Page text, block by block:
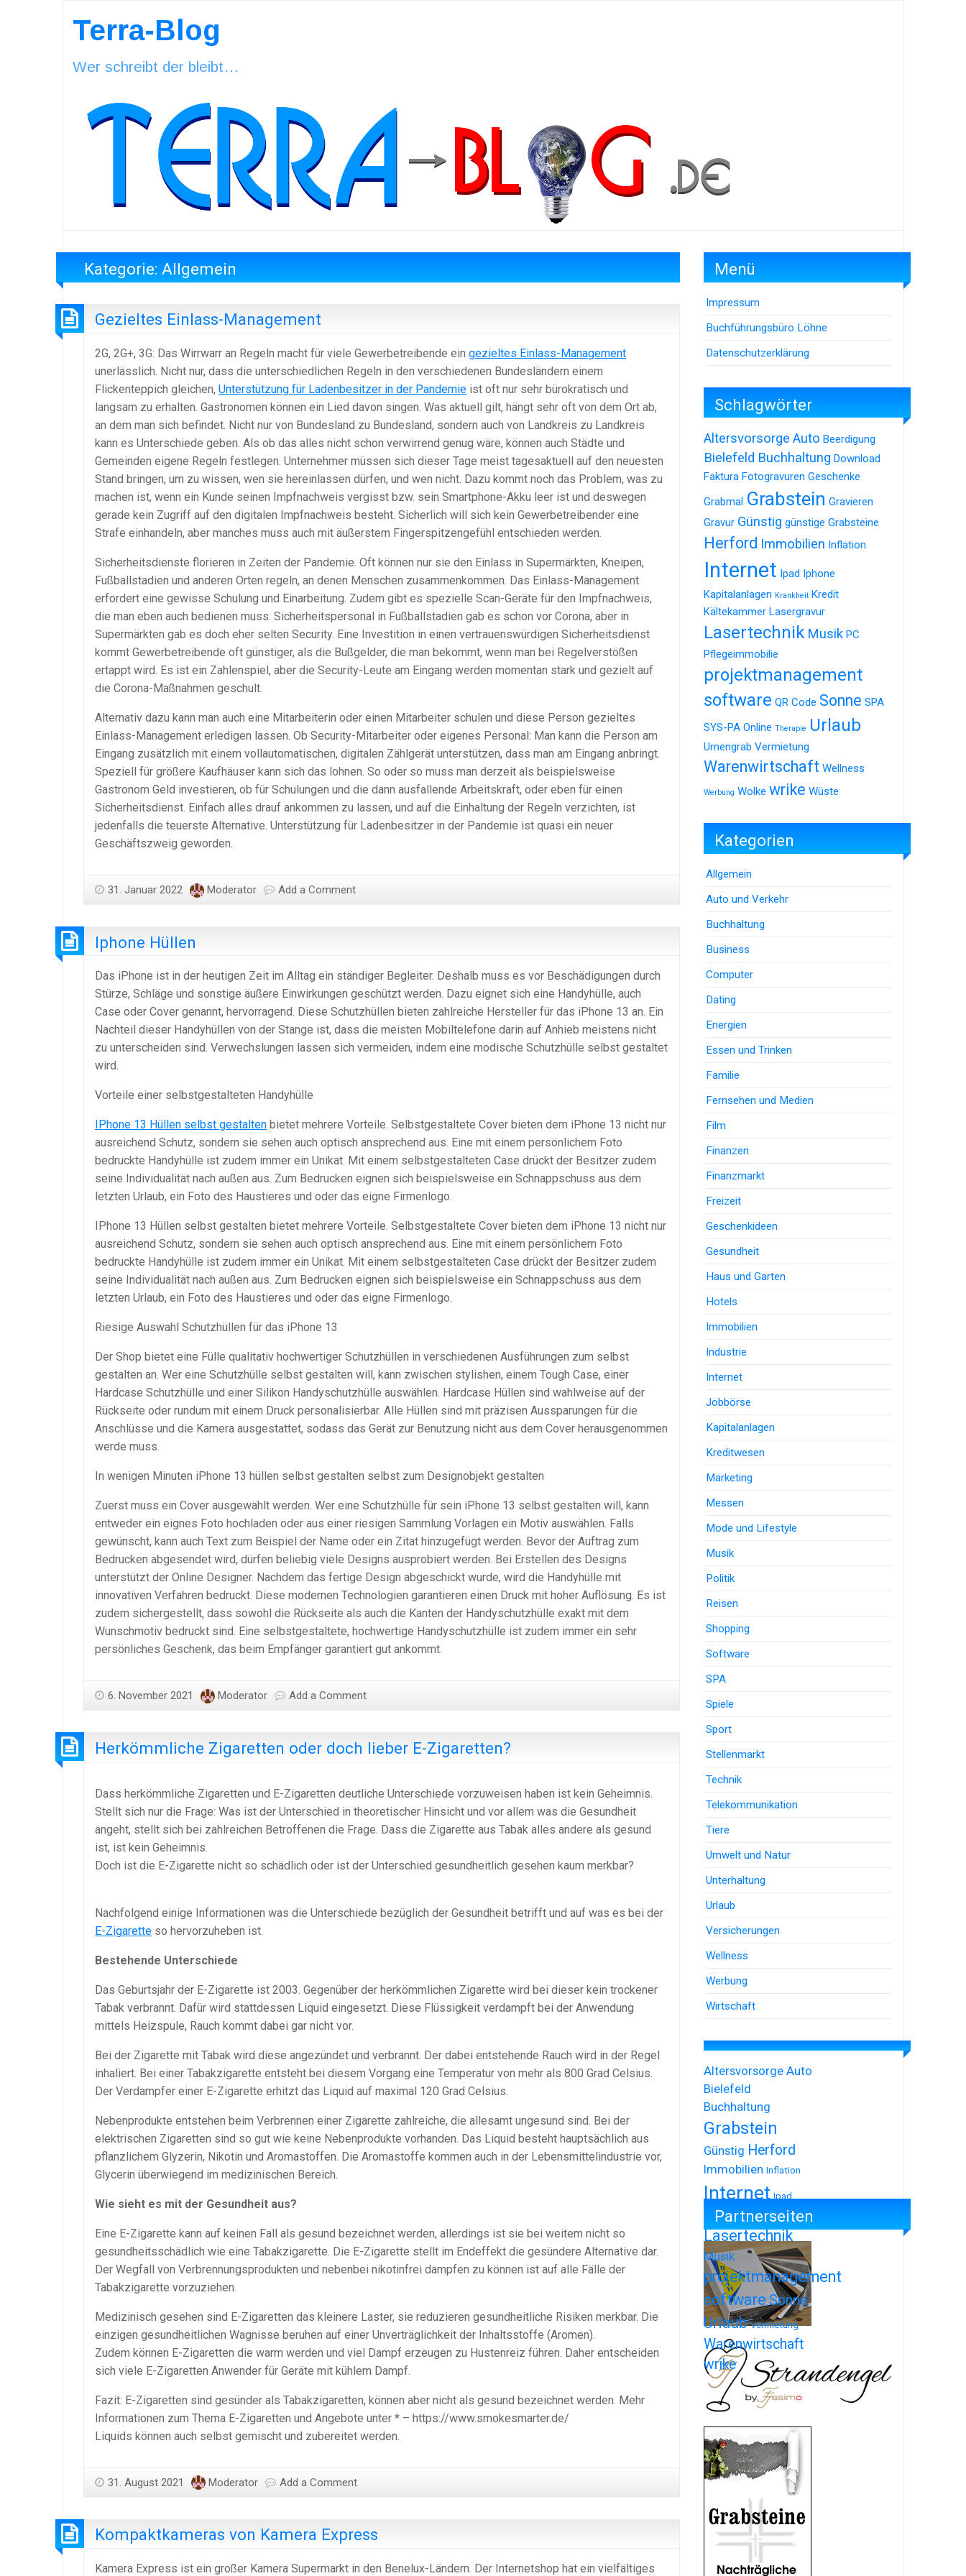
Terra-Blog
Wer schreibt der bleibt…
Kategorie: Allgemein
Gezieltes Einlass-Management
2G, 2G+, 3G: Das Wirrwarr an Regeln macht für viele Gewerbetreibende ein gezieltes Einlass-Management
unerlässlich. Nicht nur, dass die unterschiedlichen Regeln in den verschiedenen Bundesländern einem
Flickenteppich gleichen, Unterstützung für Ladenbesitzer in der Pandemie ist oft nur sehr bürokratisch und
langsam zu erhalten. Gastronomen können ein Lied davon singen. Was aktuell gilt, hängt sehr oft von dem Ort ab,
an dem man sich befindet. Nicht nur von Bundesland zu Bundesland, sondern auch von Landkreis zu Landkreis
kann es Unterschiede geben. Als ob das alles nicht schon verwirrend genug wäre, können auch Städte und
Gemeinden eigene Regeln festlegen. Unternehmer müssen sich dieser Tage meist tagesaktuell auf den neuesten
Stand bringen, um zu wissen, wen sie hereinlassen dürfen, und wen nicht. Dazu kommt noch das Problem, was zu
machen ist, wenn ein Kunde seinen Impfnachweis vergisst bzw. sein Smartphone-Akku leer ist und deswegen
gerade kein Zugriff auf den digitalen Impfnachweis besteht. Sicherlich will sich kein Gewerbetreibender eine
Strafe einhandeln, aber manches muss auch mit äußerstem Fingerspitzengefühl entschieden werden.
Sicherheitsdienste florieren in Zeiten der Pandemie. Oft können nur sie den Einlass in Supermärkten, Kneipen,
Fußballstadien und anderen Orten regeln, an denen Menschen zusammenkommen. Das Einlass-Management
erfordert eine gewisse Schulung und Einarbeitung. Zudem gibt es spezielle Scan-Geräte für den Impfnachweis,
die man eben auch bedienen muss. Sicherheitspersonal in Fußballstadien gab es schon vor Corona, aber in
Supermärkten gab es doch eher selten Security. Eine Investition in einen vertrauenswürdigen Sicherheitsdienst
kommt Gewerbetreibende oft günstiger, als die Bußgelder, die man bekommt, wenn man bei Regelverstößen
ertappt wird. Es ist ein Zahlenspiel, aber die Security-Leute am Eingang werden momentan stark und gezielt auf
die Corona-Maßnahmen geschult.
Alternativ dazu kann man auch eine Mitarbeiterin oder einen Mitarbeiter schulen und diese Person gezieltes
Einlass-Management erledigen lassen. Ob Security-Mitarbeiter oder eigenes Personal: Man kann die Person am
Eingang zusätzlich mit einem vollautomatischen, digitalen Zählgerät unterstützen, dass man am Eingang anbringt.
Speziell für größere Kaufhäuser kann sich das lohnen. So oder so muss man derzeit als beispielsweise
Gastronom Geld investieren, ob für Schulungen und die dann ausfallende Arbeitskraft, oder eben für einen
Sicherheitsdienst. Einfach alles drauf ankommen zu lassen, und auf die Einhaltung der Regeln verzichten, ist
jedenfalls die teuerste Alternative. Unterstützung für Ladenbesitzer in der Pandemie ist quasi ein neuer
Geschäftszweig geworden.
31. Januar 2022 Moderator Add a Comment
Iphone Hüllen
Das iPhone ist in der heutigen Zeit im Alltag ein ständiger Begleiter. Deshalb muss es vor Beschädigungen durch
Stürze, Schläge und sonstige äußere Einwirkungen geschützt werden. Dazu eignet sich eine Handyhülle, auch
Case oder Cover genannt, hervorragend. Diese Schutzhüllen bieten zahlreiche Hersteller für das iPhone 13 an. Ein
Nachteil dieser Handyhüllen von der Stange ist, dass die meisten Mobiltelefone darin auf Anhieb meistens nicht
zu unterscheiden sind. Verwechslungen lassen sich vermeiden, indem eine modische Schutzhülle selbst gestaltet
wird.
Vorteile einer selbstgestalteten Handyhülle
IPhone 13 Hüllen selbst gestalten bietet mehrere Vorteile. Selbstgestaltete Cover bieten dem iPhone 13 nicht nur
ausreichend Schutz, sondern sie sehen auch optisch ansprechend aus. Eine mit einem persönlichem Foto
bedruckte Handyhülle ist zudem immer ein Unikat. Mit einem selbstgestalteten Case drückt der Besitzer zudem
seine Individualität nach außen aus. Zum Bedrucken eignen sich beispielsweise ein Schnappschuss aus dem
letzten Urlaub, ein Foto des Haustieres und oder das eigne Firmenlogo.
IPhone 13 Hüllen selbst gestalten bietet mehrere Vorteile. Selbstgestaltete Cover bieten dem iPhone 13 nicht nur
ausreichend Schutz, sondern sie sehen auch optisch ansprechend aus. Eine mit einem persönlichem Foto
bedruckte Handyhülle ist zudem immer ein Unikat. Mit einem selbstgestalteten Case drückt der Besitzer zudem
seine Individualität nach außen aus. Zum Bedrucken eignen sich beispielsweise ein Schnappschuss aus dem
letzten Urlaub, ein Foto des Haustieres und oder das eigne Firmenlogo.
Riesige Auswahl Schutzhüllen für das iPhone 13
Der Shop bietet eine Fülle qualitativ hochwertiger Schutzhüllen in verschiedenen Ausführungen zum selbst
gestalten an. Wer eine Schutzhülle selbst gestalten will, kann zwischen stylishen, einem Tough Case, einer
Hardcase Schutzhülle und einer Silikon Handyschutzhülle auswählen. Hardcase Hüllen sind wahlweise auf der
Rückseite oder rundum mit einem Druck personalisierbar. Alle Hüllen sind mit präzisen Aussparungen für die
Anschlüsse und die Kamera ausgestattet, sodass das Gerät zur Benutzung nicht aus dem Cover herausgenommen
werde muss.
In wenigen Minuten iPhone 13 hüllen selbst gestalten selbst zum Designobjekt gestalten
Zuerst muss ein Cover ausgewählt werden. Wer eine Schutzhülle für sein iPhone 13 selbst gestalten will, kann
entweder ein eignes Foto hochladen oder aus einer riesigen Sammlung Vorlagen ein Motiv auswählen. Falls
gewünscht, kann auch Text zum Beispiel der Name oder ein Zitat hinzugefügt werden. Bevor der Auftrag zum
Bedrucken abgesendet wird, dürfen beliebig viele Designs ausprobiert werden. Bei Erstellen des Designs
unterstützt der Online Designer. Nachdem das fertige Design abgeschickt wurde, wird die Handyhülle mit
innovativen Verfahren bedruckt. Diese modernen Technologien garantieren einen Druck mit hoher Auflösung. Es ist
zudem sichergestellt, dass sowohl die Rückseite als auch die Kanten der Handyschutzhülle exakt mit dem
Wunschmotiv bedruckt sind. Eine selbstgestaltete, hochwertige Handyschutzhülle ist zudem immer ein sehr
persönliches Geschenk, das beim Empfänger garantiert gut ankommt.
6. November 2021 Moderator Add a Comment
Herkömmliche Zigaretten oder doch lieber E-Zigaretten?
Dass herkömmliche Zigaretten und E-Zigaretten deutliche Unterschiede vorzuweisen haben ist kein Geheimnis.
Stellt sich nur die Frage: Was ist der Unterschied in theoretischer Hinsicht und vor allem was die Gesundheit
angeht, stellt sich bei zahlreichen Betroffenen die Frage. Dass die Zigarette aus Tabak alles andere als gesund
ist, ist kein Geheimnis.
Doch ist die E-Zigarette nicht so schädlich oder ist der Unterschied gesundheitlich gesehen kaum merkbar?
Nachfolgend einige Informationen was die Unterschiede bezüglich der Gesundheit betrifft und auf was es bei der
E-Zigarette so hervorzuheben ist.
Bestehende Unterschiede
Das Geburtsjahr der E-Zigarette ist 2003. Gegenüber der herkömmlichen Zigarette wird bei dieser kein trockener
Tabak verbrannt. Dafür wird stattdessen Liquid eingesetzt. Diese Flüssigkeit verdampft bei der Anwendung
mittels Heizspule, Rauch kommt dabei gar nicht vor.
Bei der Zigarette mit Tabak wird diese angezündet und verbrannt. Der dabei entstehende Rauch wird in der Regel
inhaliert. Bei einer Tabakzigarette entsteht bei diesem Vorgang eine Temperatur von mehr als 800 Grad Celsius.
Der Verdampfer einer E-Zigarette erhitzt das Liquid auf maximal 120 Grad Celsius.
Nebenprodukte entstehen beim Verbrennen einer Zigarette zahlreiche, die allesamt ungesund sind. Bei der
elektrischen Zigaretten sind so gut wie keine Nebenprodukte vorhanden. Das Liquid besteht hauptsächlich aus
pflanzlichem Glyzerin, Nikotin und Aromastoffen. Die Aromastoffe kommen auch in der Lebensmittelindustrie vor,
Glycerin überwiegend im medizinischen Bereich.
Wie sieht es mit der Gesundheit aus?
Eine E-Zigarette kann auf keinen Fall als gesund bezeichnet werden, allerdings ist sie bei weitem nicht so
gesundheitsschädlich wie eine Tabakzigarette. Die E-Zigarette stellt im Endeffekt die gesündere Alternative dar.
Der Wegfall von Verbrennungsprodukten und nebenbei nikotinfrei dampfen zu können ist auf alle Fälle der
Tabakzigarette vorzuziehen.
Medizinisch gesehen sind E-Zigaretten das kleinere Laster, sie reduzieren gesundheitliche Risiken merkbar. Die
einzigen gesundheitlichen Wagnisse beruhen auf einer Unverträglichkeit der Inhaltsstoffe (Aromen).
Zudem können E-Zigaretten die warm werden und viel Dampf erzeugen zu Hustenreiz führen. Daher entscheiden
sich viele E-Zigaretten Anwender für Geräte mit kühlem Dampf.
Fazit: E-Zigaretten sind gesünder als Tabakzigaretten, können aber nicht als gesund bezeichnet werden. Mehr
Informationen zum Thema E-Zigaretten und Angebote unter * – https://www.smokesmarter.de/
Liquids können auch selbst gemischt und zubereitet werden.
31. August 2021 Moderator Add a Comment
Kompaktkameras von Kamera Express
Kamera Express ist ein großer Kamera Supermarkt in den Benelux-Ländern. Der Internetshop hat ein vielfältiges
Menü
Impressum
Buchführungsbüro Löhne
Datenschutzerklärung
Schlagwörter
Altersvorsorge Auto Beerdigung
Bielefeld Buchhaltung Download
Faktura Fotogravuren Geschenke
Grabmal Grabstein Gravieren
Gravur Günstig günstige Grabsteine
Herford Immobilien Inflation
Internet Ipad Iphone
Kapitalanlagen Krankheit Kredit
Kältekammer Lasergravur
Lasertechnik Musik PC
Pflegeimmobilie
projektmanagement
software QR Code Sonne SPA
SYS-PA Online Therapie Urlaub
Urnengrab Vermietung
Warenwirtschaft Wellness
Werbung Wolke wrike Wüste
Kategorien
Allgemein
Auto und Verkehr
Buchhaltung
Business
Computer
Dating
Energien
Essen und Trinken
Familie
Fernsehen und Medien
Film
Finanzen
Finanzmarkt
Freizeit
Geschenkideen
Gesundheit
Haus und Garten
Hotels
Immobilien
Industrie
Internet
Jobbörse
Kapitalanlagen
Kreditwesen
Marketing
Messen
Mode und Lifestyle
Musik
Politik
Reisen
Shopping
Software
SPA
Spiele
Sport
Stellenmarkt
Technik
Telekommunikation
Tiere
Umwelt und Natur
Unterhaltung
Urlaub
Versicherungen
Wellness
Werbung
Wirtschaft
Altersvorsorge Auto
Bielefeld
Buchhaltung
Grabstein
Günstig Herford
Immobilien Inflation
Internet Ipad
Iphone
Lasertechnik
Musik
projektmanagement
softwareSonne
Urlaub Vermietung
Warenwirtschaft
wrike
Partnerseiten